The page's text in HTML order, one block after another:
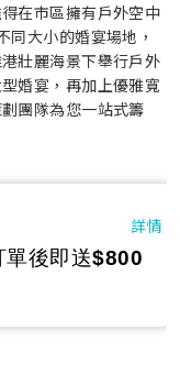
在市區擁有戶外空中
大小的婚宴場地，
壯麗海景下舉行戶外
婚宴，再加上優雅寬
團隊為您一站式籌
詳情
單後即送$800